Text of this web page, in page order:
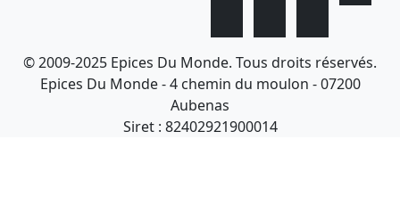
© 2009-2025 Epices Du Monde. Tous droits réservés.
Epices Du Monde - 4 chemin du moulon - 07200
Aubenas
Siret : 82402921900014